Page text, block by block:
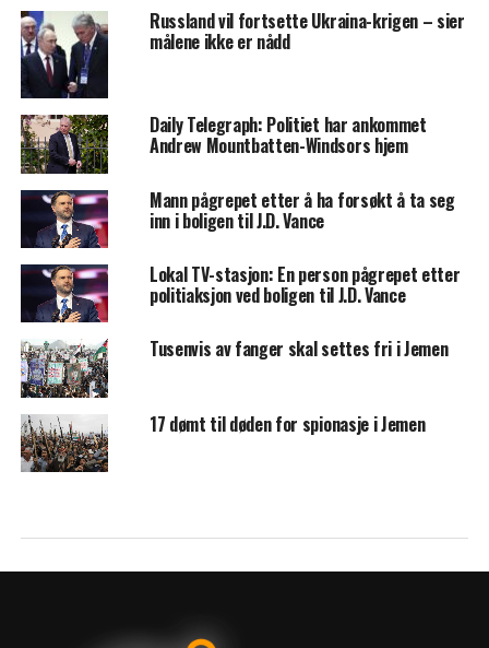
Russland vil fortsette Ukraina-krigen – sier
målene ikke er nådd
Daily Telegraph: Politiet har ankommet
Andrew Mountbatten-Windsors hjem
Mann pågrepet etter å ha forsøkt å ta seg
inn i boligen til J.D. Vance
Lokal TV-stasjon: En person pågrepet etter
politiaksjon ved boligen til J.D. Vance
Tusenvis av fanger skal settes fri i Jemen
17 dømt til døden for spionasje i Jemen